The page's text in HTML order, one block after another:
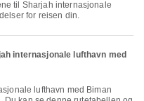
til Sharjah internasjonale
for reisen din.
internasjonale lufthavn med